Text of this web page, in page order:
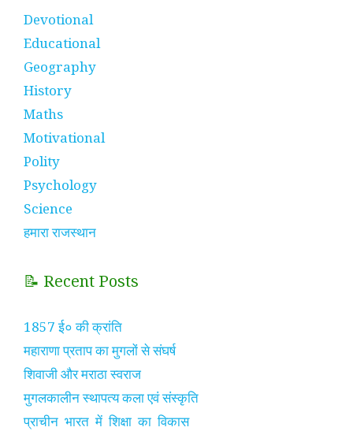
Devotional
Educational
Geography
History
Maths
Motivational
Polity
Psychology
Science
हमारा राजस्थान
📝 Recent Posts
1857 ई० की क्रांति
महाराणा प्रताप का मुगलों से संघर्ष
शिवाजी और मराठा स्वराज
मुगलकालीन स्थापत्य कला एवं संस्कृति
प्राचीन भारत में शिक्षा का विकास